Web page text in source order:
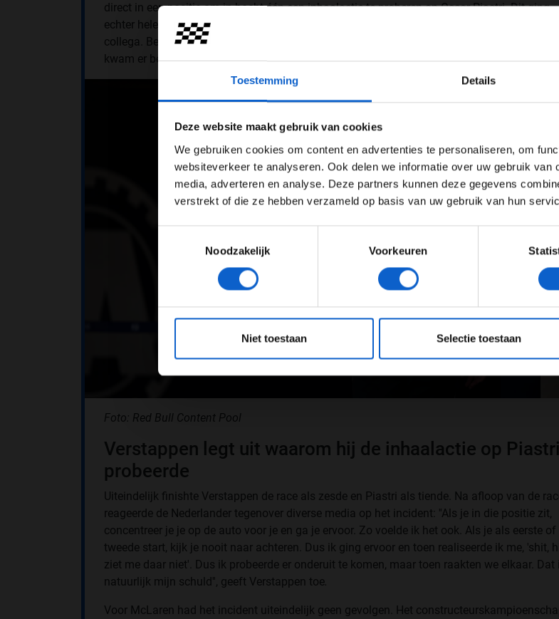
Toestemming Details
Deze website maakt gebruik van cookies
We gebruiken cookies om content en advertenties te personaliseren, om
websiteverkeer te analyseren. Ook delen we informatie over uw gebruik
media, adverteren en analyse. Deze partners kunnen deze gegevens
verstrekt of die ze hebben verzameld op basis van uw gebruik van hun
Noodzakelijk
Voorkeuren
Niet toestaan Selectie toestaan
direct in een positie om in bocht één een inhaalactie te proberen op Oscar Piastri. Dit ging
echter helemaal fout. Verstappen leek door te schieten en raakte daarbij zijn Australische
collega. Beide mannen spinden als gevolg. Piastri lag na afloop stijf achteraan, Verstappen
kwam er beter vanaf met P11.
Foto: Red Bull Content Pool
Verstappen legt uit waarom hij de inhaalactie op Piastri
probeerde
Uiteindelijk finishte Verstappen de race als zesde en Piastri als tiende. Na afloop van de
reageerde de Nederlander tegenover diverse media op het incident: ''Als je in die positie zit,
concentreer je je op de auto voor je en ga je ervoor. Zo voelde ik het ook. Als je als eerste of
tweede start, kijk je nooit naar achteren. Dus ik ging ervoor en toen realiseerde ik me, 'shit,
ziet me daar niet'. Dus ik probeerde er onderuit te komen, maar toen raakten we elkaar. Dat
natuurlijk mijn schuld'', geeft Verstappen toe.
Voor McLaren had het incident uiteindelijk geen gevolgen. Het
Advertentie instellingen
Toon alle alcoholische
Toon alle kansspelenadvertenties
JONGER DAN 24 24
*Raadpleeg onsprivacybeleidvoor meer informatie over